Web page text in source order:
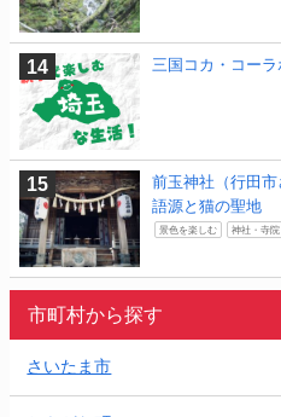
三国コカ・コーラ
前玉神社（行田
語源と猫の聖地
景色を楽しむ 神社・寺院
市町村から探す
さいたま市